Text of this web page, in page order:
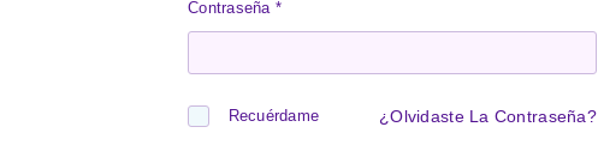
Contraseña *
Recuérdame ¿Olvidaste La Contraseña?